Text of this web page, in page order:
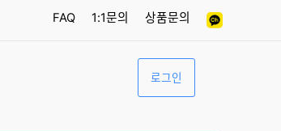
FAQ 1:1문의 상품문의
로그인